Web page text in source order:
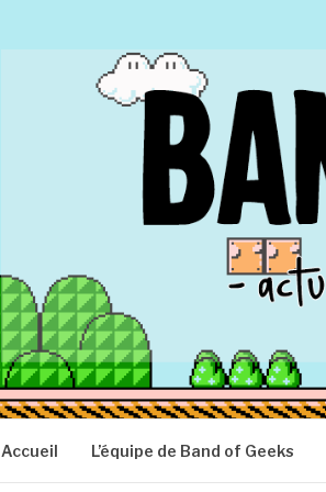
BAND OF
Actu Geek d'hier et d'aujourd'hui
Accueil L’équipe de Band of Geeks